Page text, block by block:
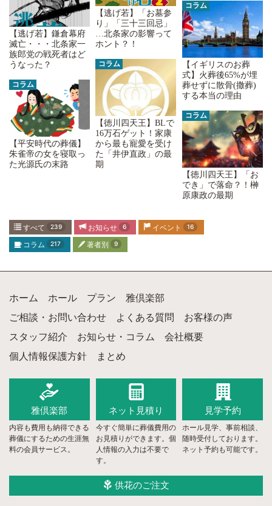
【逃げ若】「お墓参
り」「三十三回忌」
…北条家の影響って
ホント？！
【逃げ若】鎌倉幕府
滅亡・・・北条家一
族郎党の戦死者はど
うなった？
コラム
【イギリスのお葬
式】火葬後65%が埋
葬せずに散骨(撒葬)
する本当の理由
コラム
【徳川四天王】BLで
16万石ゲット！家康
から最も寵愛を受け
た「井伊直政」の最
期
コラム
【平安時代の葬儀】
朱雀帝の女を寝取っ
た光源氏の末路
コラム
【徳川四天王】「お
でき」で落命？！榊
原康政の最期
すべて 239 お知らせ 6 イベント 16
コラム 217 著者別 9
ホーム ホール プラン
雅倶楽部
ご相談・お問い合わせ
よくある質問
お客様の声
スタッフ紹介
お知らせ・コラム
会社概要
個人情報保護方針
まとめ
雅倶楽部
内容も費用も納得できる
葬儀にするための生涯無
料の会員サービス。
ネット 見積り
今すぐ簡単に葬儀費用の
お見積りができます。個
人情報の入力は不要で
す。
見学予約
ホール見学、事前相談、
随時受付しております。
ネット予約も可能です。
供花のご注文